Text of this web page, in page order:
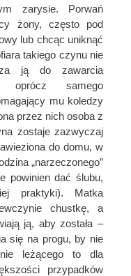
zarysie. Porwań
żony, często pod
lub chcąc uniknąć
takiego czynu nie
ją do zawarcia
oprócz samego
mu koledzy
przez nich osoba z
zostaje zazwyczaj
do domu, w
„narzeczonego”
powinien dać ślubu,
praktyki). Matka
chustkę, a
ją, aby została –
się na progu, by nie
leżącego to dla
przypadków